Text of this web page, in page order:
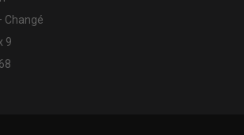
Changé
9